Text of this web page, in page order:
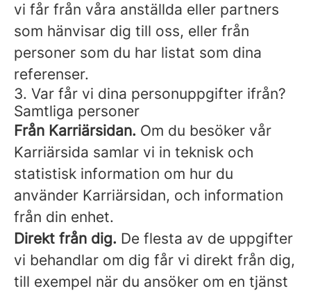
vi får från våra anställda eller partners
som hänvisar dig till oss, eller från
personer som du har listat som dina
referenser.
3. Var får vi dina personuppgifter ifrån?
Samtliga personer
Från Karriärsidan. Om du besöker vår
Karriärsida samlar vi in teknisk och
statistisk information om hur du
använder Karriärsidan, och information
från din enhet.
Direkt från dig. De flesta av de uppgifter
vi behandlar om dig får vi direkt från dig,
till exempel när du ansöker om en tjänst